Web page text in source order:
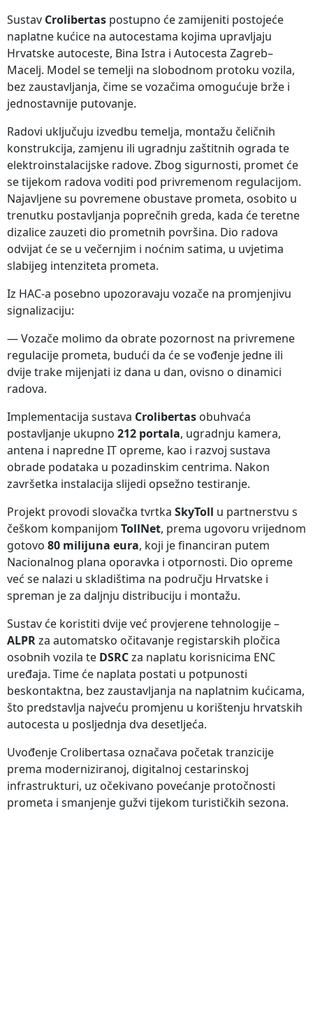
Sustav Crolibertas postupno će zamijeniti postojeće
naplatne kućice na autocestama kojima upravljaju
Hrvatske autoceste, Bina Istra i Autocesta Zagreb–
Macelj. Model se temelji na slobodnom protoku vozila,
bez zaustavljanja, čime se vozačima omogućuje brže i
jednostavnije putovanje.
Radovi uključuju izvedbu temelja, montažu čeličnih
konstrukcija, zamjenu ili ugradnju zaštitnih ograda te
elektroinstalacijske radove. Zbog sigurnosti, promet će
se tijekom radova voditi pod privremenom regulacijom.
Najavljene su povremene obustave prometa, osobito u
trenutku postavljanja poprečnih greda, kada će teretne
dizalice zauzeti dio prometnih površina. Dio radova
odvijat će se u večernjim i noćnim satima, u uvjetima
slabijeg intenziteta prometa.
Iz HAC-a posebno upozoravaju vozače na promjenjivu
signalizaciju:
— Vozače molimo da obrate pozornost na privremene
regulacije prometa, budući da će se vođenje jedne ili
dvije trake mijenjati iz dana u dan, ovisno o dinamici
radova.
Implementacija sustava Crolibertas obuhvaća
postavljanje ukupno 212 portala, ugradnju kamera,
antena i napredne IT opreme, kao i razvoj sustava
obrade podataka u pozadinskim centrima. Nakon
završetka instalacija slijedi opsežno testiranje.
Projekt provodi slovačka tvrtka SkyToll u partnerstvu s
češkom kompanijom TollNet, prema ugovoru vrijednom
gotovo 80 milijuna eura, koji je financiran putem
Nacionalnog plana oporavka i otpornosti. Dio opreme
već se nalazi u skladištima na području Hrvatske i
spreman je za daljnju distribuciju i montažu.
Sustav će koristiti dvije već provjerene tehnologije –
ALPRza automatsko očitavanje registarskih pločica
osobnih vozila te DSRCza naplatu korisnicima ENC
uređaja. Time će naplata postati u potpunosti
beskontaktna, bez zaustavljanja na naplatnim kućicama,
što predstavlja najveću promjenu u korištenju hrvatskih
autocesta u posljednja dva desetljeća.
Uvođenje Crolibertasa označava početak tranzicije
prema moderniziranoj, digitalnoj cestarinskoj
infrastrukturi, uz očekivano povećanje protočnosti
prometa i smanjenje gužvi tijekom turističkih sezona.